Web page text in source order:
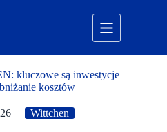
kluczowe są inwestycje
kosztów
Wittchen